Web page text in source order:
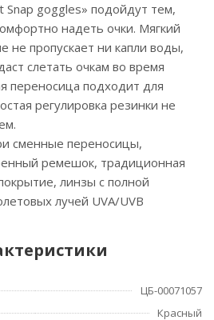
goggles» подойдут тем,
надеть очки. Мягкий
не пропускает ни капли воды,
слетать очкам во время
переносица подходит для
регулировка резинки не
сменные переносицы,
ремешок, традиционная
линзы с полной
лучей UVA/UVB
ЦБ-00071057
Красный